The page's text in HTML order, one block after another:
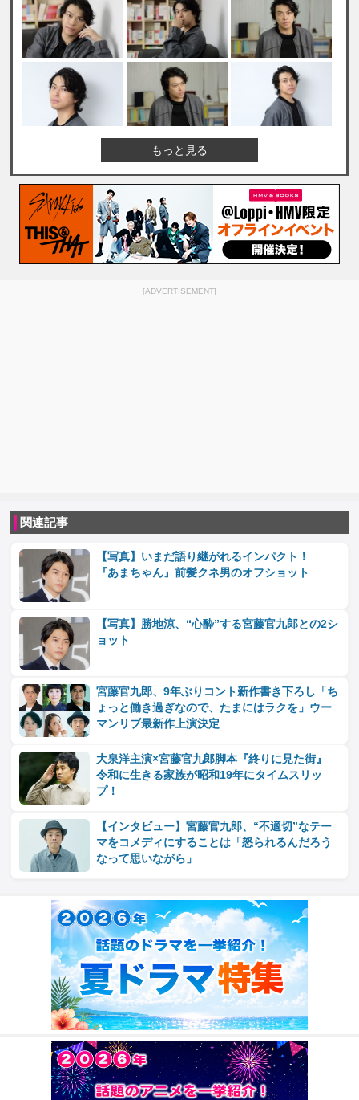
もっと見る
[ADVERTISEMENT]
関連記事
【写真】いまだ語り継がれるインパクト！
『あまちゃん』前髪クネ男のオフショット
【写真】勝地涼、“心酔”する宮藤官九郎との2シ
ョット
宮藤官九郎、9年ぶりコント新作書き下ろし「ち
ょっと働き過ぎなので、たまにはラクを」ウー
マンリブ最新作上演決定
大泉洋主演×宮藤官九郎脚本『終りに見た街』
令和に生きる家族が昭和19年にタイムスリッ
プ！
【インタビュー】宮藤官九郎、“不適切”なテー
マをコメディにすることは「怒られるんだろう
なって思いながら」